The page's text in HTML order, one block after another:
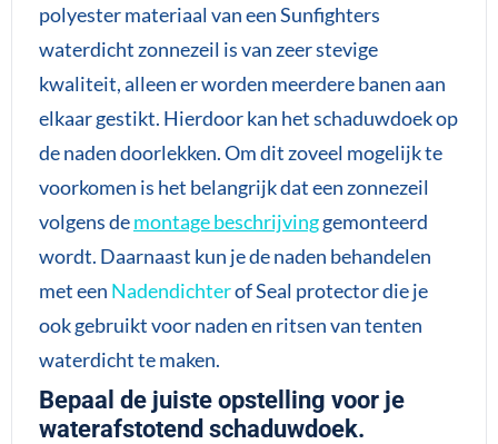
polyester materiaal van een Sunfighters
waterdicht zonnezeil is van zeer stevige
kwaliteit, alleen er worden meerdere banen aan
elkaar gestikt. Hierdoor kan het schaduwdoek op
de naden doorlekken. Om dit zoveel mogelijk te
voorkomen is het belangrijk dat een zonnezeil
volgens demontage beschrijvinggemonteerd
wordt. Daarnaast kun je de naden behandelen
met een Nadendichterof Seal protector die je
ook gebruikt voor naden en ritsen van tenten
waterdicht te maken.
Bepaal de juiste opstelling voor je
waterafstotend schaduwdoek.